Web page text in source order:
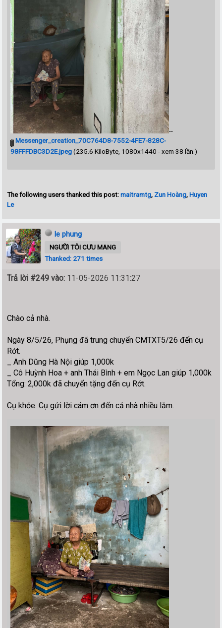
--
Messenger_creation_70C764D8-7552-4FE7-828C-
98FFFDBC3D2E.jpeg(235.6 KiloByte, 1080x1440 - xem 38 lần.)
The following users thanked this post:maitramtg, Zun Hoàng,Huyen
Le
le phung
NGƯỜI TÔI CƯU MANG
Thanked: 271 times
Trả lời #249 vào: 11-05-2026 11:31:27
Chào cả nhà.
Ngày 8/5/26, Phụng đã trung chuyển CMTXT5/26 đến cụ
Rớt.
_ Anh Dũng Hà Nội giúp 1,000k
_ Cô Huỳnh Hoa + anh Thái Bình + em Ngọc Lan giúp 1,000k
Tổng: 2,000k đã chuyển tặng đến cụ Rớt.
Cụ khỏe. Cụ gửi lời cám ơn đến cả nhà nhiều lắm.